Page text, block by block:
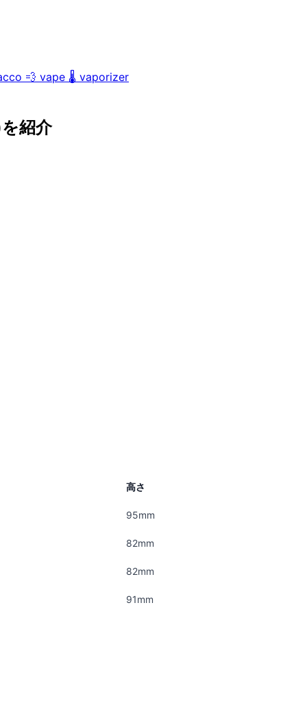
💨 vape 🌡️ vaporizer
紹介
高さ
95mm
82mm
82mm
91mm